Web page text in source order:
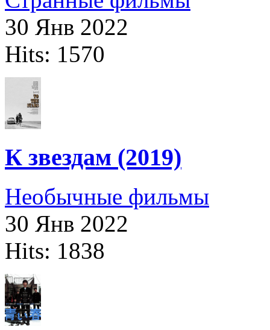
30 Янв 2022
Hits: 1570
К звездам (2019)
Необычные фильмы
30 Янв 2022
Hits: 1838